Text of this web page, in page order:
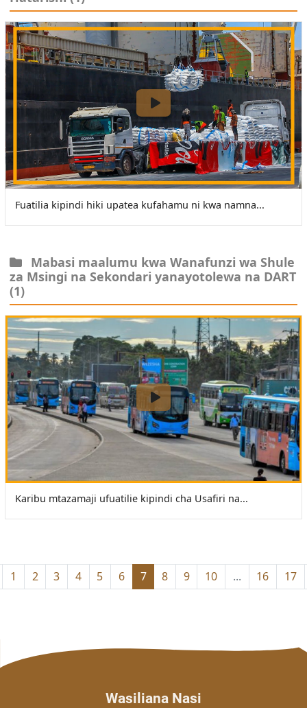
Fuatilia kipindi hiki upatea kufahamu ni kwa namna...
Mabasi maalumu kwa Wanafunzi wa Shule
za Msingi na Sekondari yanayotolewa na DART
(1)
Karibu mtazamaji ufuatilie kipindi cha Usafiri na...
1 2 3 4 5 6 7 8 9 10 ... 16 17
Wasiliana Nasi